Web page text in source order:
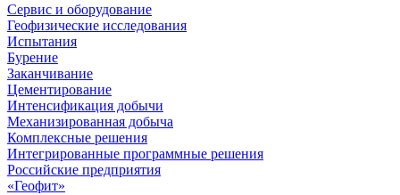
Сервис и оборудование
Геофизические исследования
Испытания
Бурение
Заканчивание
Цементирование
Интенсификация добычи
Механизированная добыча
Комплексные решения
Интегрированные программные решения
Российские предприятия
«Геофит»